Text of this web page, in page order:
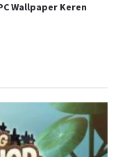
Wallpaper Keren